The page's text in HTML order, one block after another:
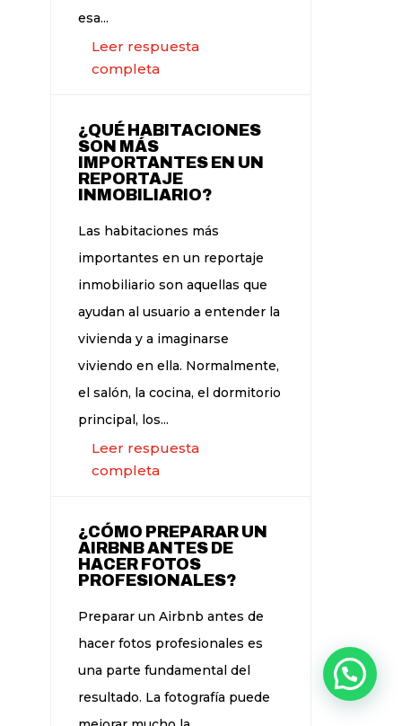
esa...
Leer respuesta
completa
¿QUÉ HABITACIONES
SON MÁS
IMPORTANTES EN UN
REPORTAJE
INMOBILIARIO?
Las habitaciones más
importantes en un reportaje
inmobiliario son aquellas que
ayudan al usuario a entender la
vivienda y a imaginarse
viviendo en ella. Normalmente,
el salón, la cocina, el dormitorio
principal, los...
Leer respuesta
completa
¿CÓMO PREPARAR UN
AIRBNB ANTES DE
HACER FOTOS
PROFESIONALES?
Preparar un Airbnb antes de
hacer fotos profesionales es
una parte fundamental del
resultado. La fotografía puede